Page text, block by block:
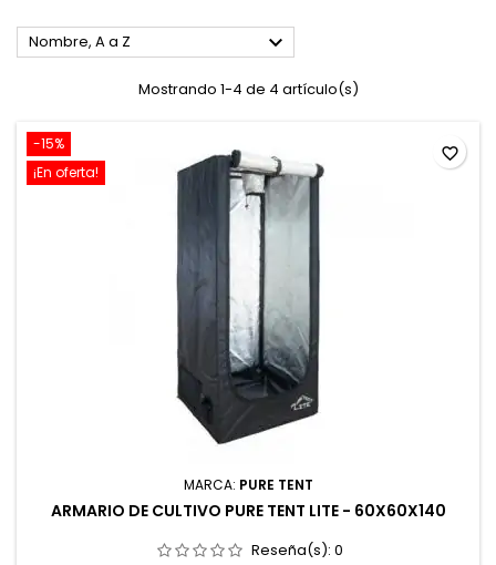
Nombre, A a Z 
Mostrando 1-4 de 4 artículo(s)
-15%
¡En oferta!
MARCA: PURE TENT
ARMARIO DE CULTIVO PURE TENT LITE - 60X60X140
Reseña(s): 0
favorite_border